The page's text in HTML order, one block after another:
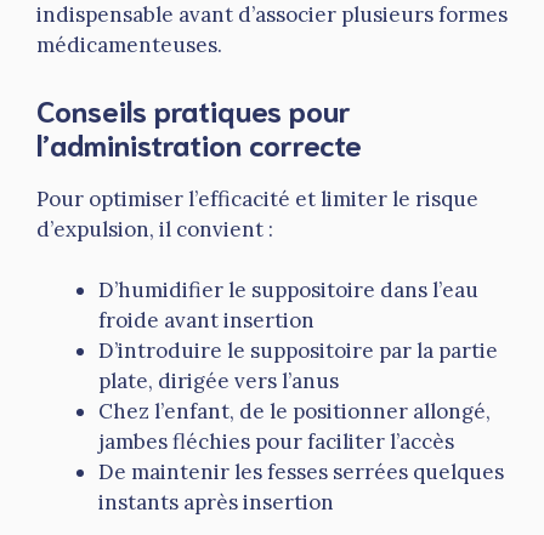
indispensable avant d’associer plusieurs formes
médicamenteuses.
Conseils pratiques pour
l’administration correcte
Pour optimiser l’efficacité et limiter le risque
d’expulsion, il convient :
D’humidifier le suppositoire dans l’eau
froide avant insertion
D’introduire le suppositoire par la partie
plate, dirigée vers l’anus
Chez l’enfant, de le positionner allongé,
jambes fléchies pour faciliter l’accès
De maintenir les fesses serrées quelques
instants après insertion